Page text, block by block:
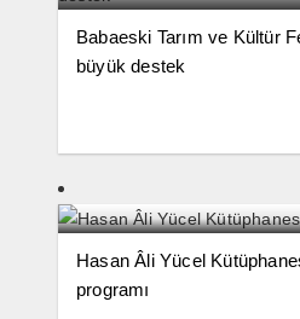
Babaeski Tarım ve Kültür
büyük destek
Hasan Âli Yücel
programı